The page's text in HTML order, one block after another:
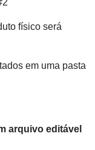
físico será
em uma pasta
arquivo editável